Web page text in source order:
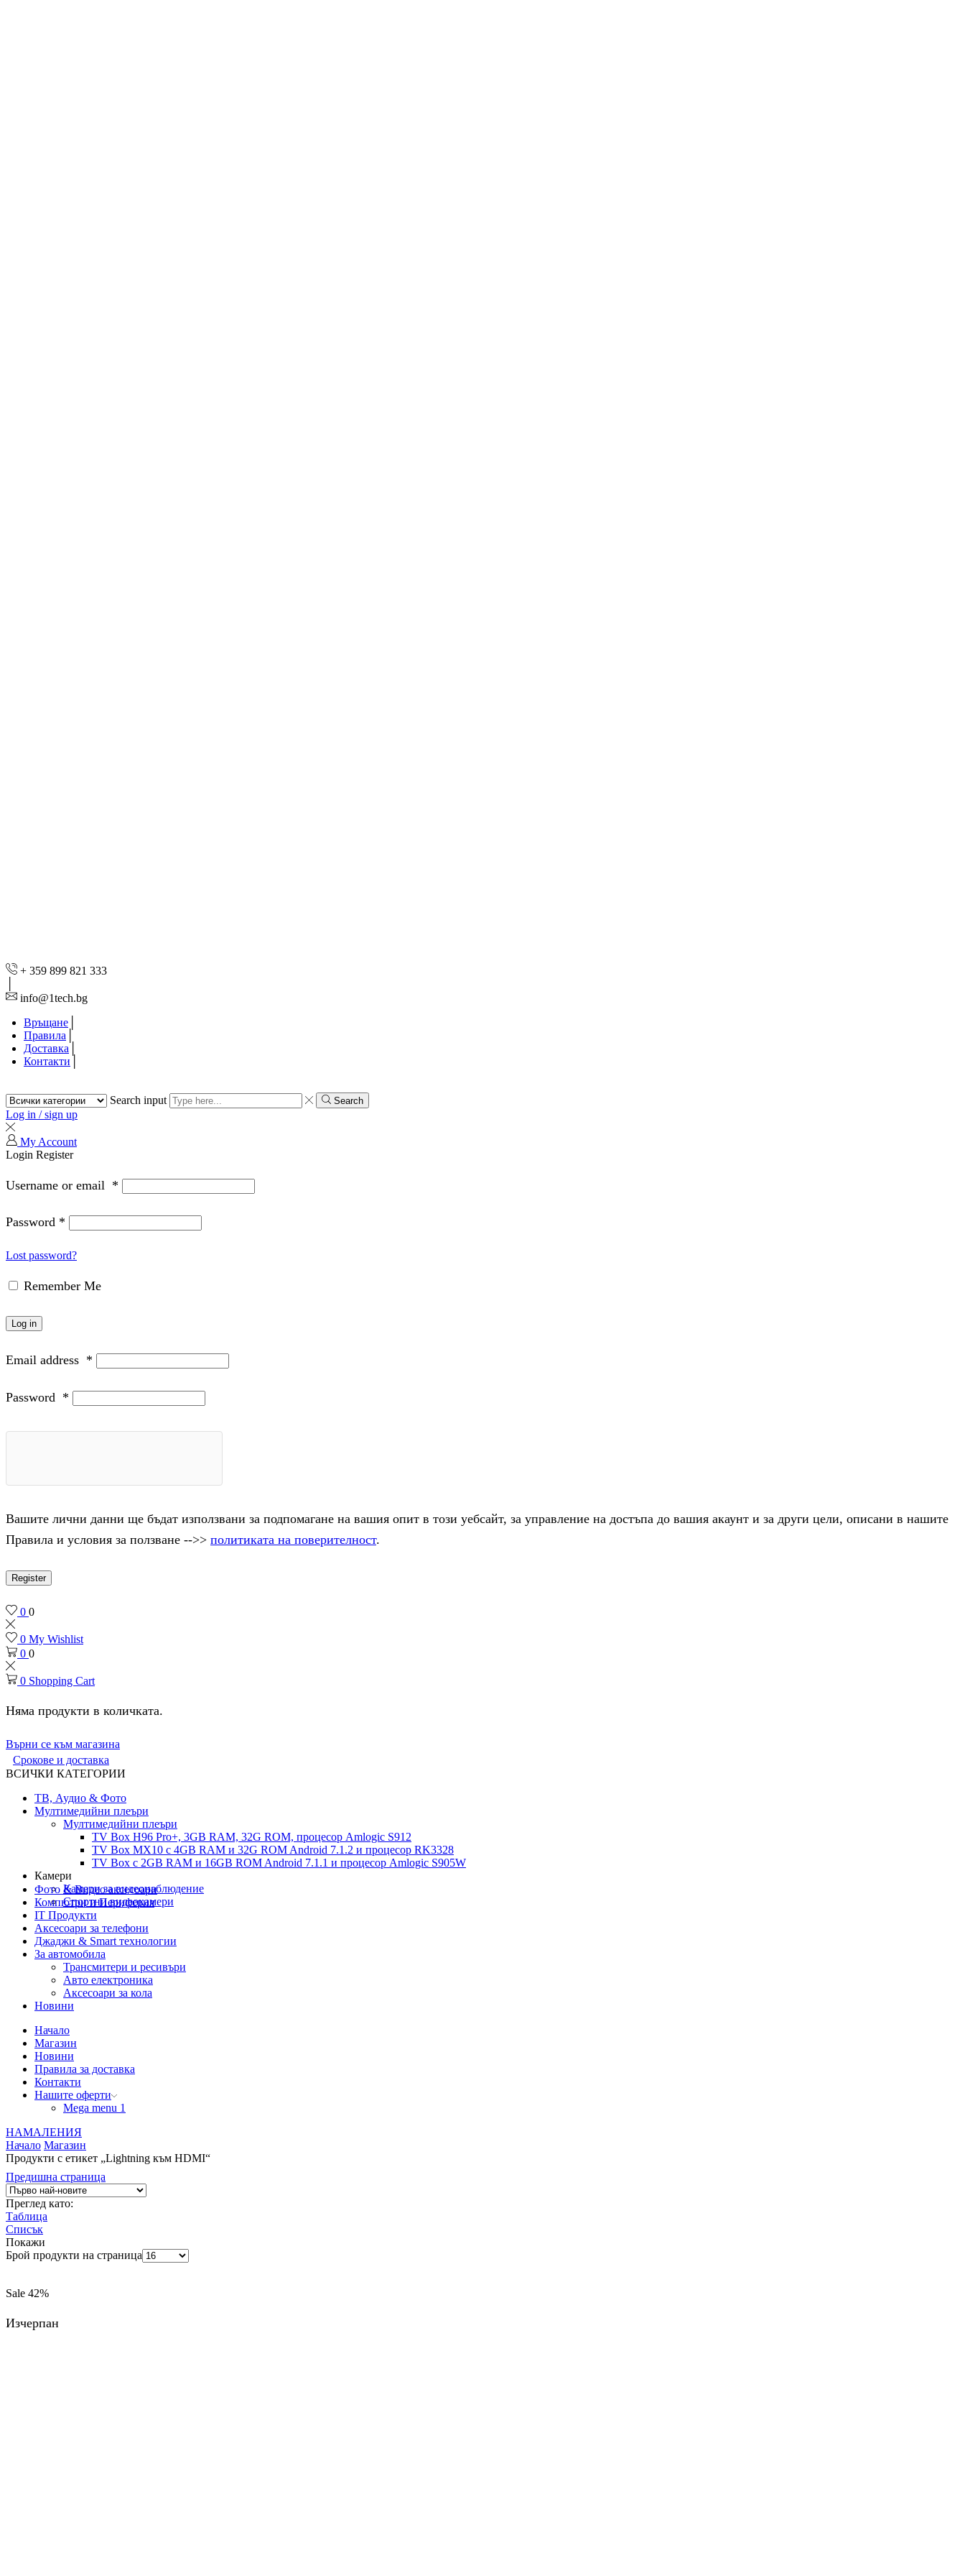
+ 359 899 821 333
info@1tech.bg
Връщане
Правила
Доставка
Контакти
Search input Search
Log in / sign up
My Account
Login Register
Username or email *
Password *
Lost password?
Remember Me
Log in
Email address *
Password *
Вашите лични данни ще бъдат използвани за подпомагане на вашия опит в този уебсайт, за управление на достъпа до вашия акаунт и за други цели, описани в нашите
Правила и условия за ползване -->> политиката на поверителност.
Register
0 0
0 My Wishlist
0 0
0 Shopping Cart
Няма продукти в количката.
Върни се към магазина
Срокове и доставка
ВСИЧКИ КАТЕГОРИИ
ТВ, Аудио & Фото
Мултимедийни плеъри
Мултимедийни плеъри
TV Box H96 Pro+, 3GB RAM, 32G ROM, процесор Amlogic S912
TV Box MX10 с 4GB RAM и 32G ROM Android 7.1.2 и процесор RK3328
TV Box с 2GB RAM и 16GВ ROM Android 7.1.1 и процесор Amlogic S905W
Камери
Камери за видеонаблюдение
Спортни видеокамери
Фото & Видео аксесоари
Компютри и Периферия
IT Продукти
Аксесоари за телефони
Джаджи & Smart технологии
За автомобила
Трансмитери и ресивъри
Авто електроника
Аксесоари за кола
Новини
Начало
Магазин
Новини
Правила за доставка
Контакти
Нашите оферти
Mega menu 1
НАМАЛЕНИЯ
Начало Магазин
Продукти с етикет „Lightning към HDMI“
Предишна страница
Преглед като:
Таблица
Списък
Покажи
Брой продукти на страница
Sale 42%
Изчерпан